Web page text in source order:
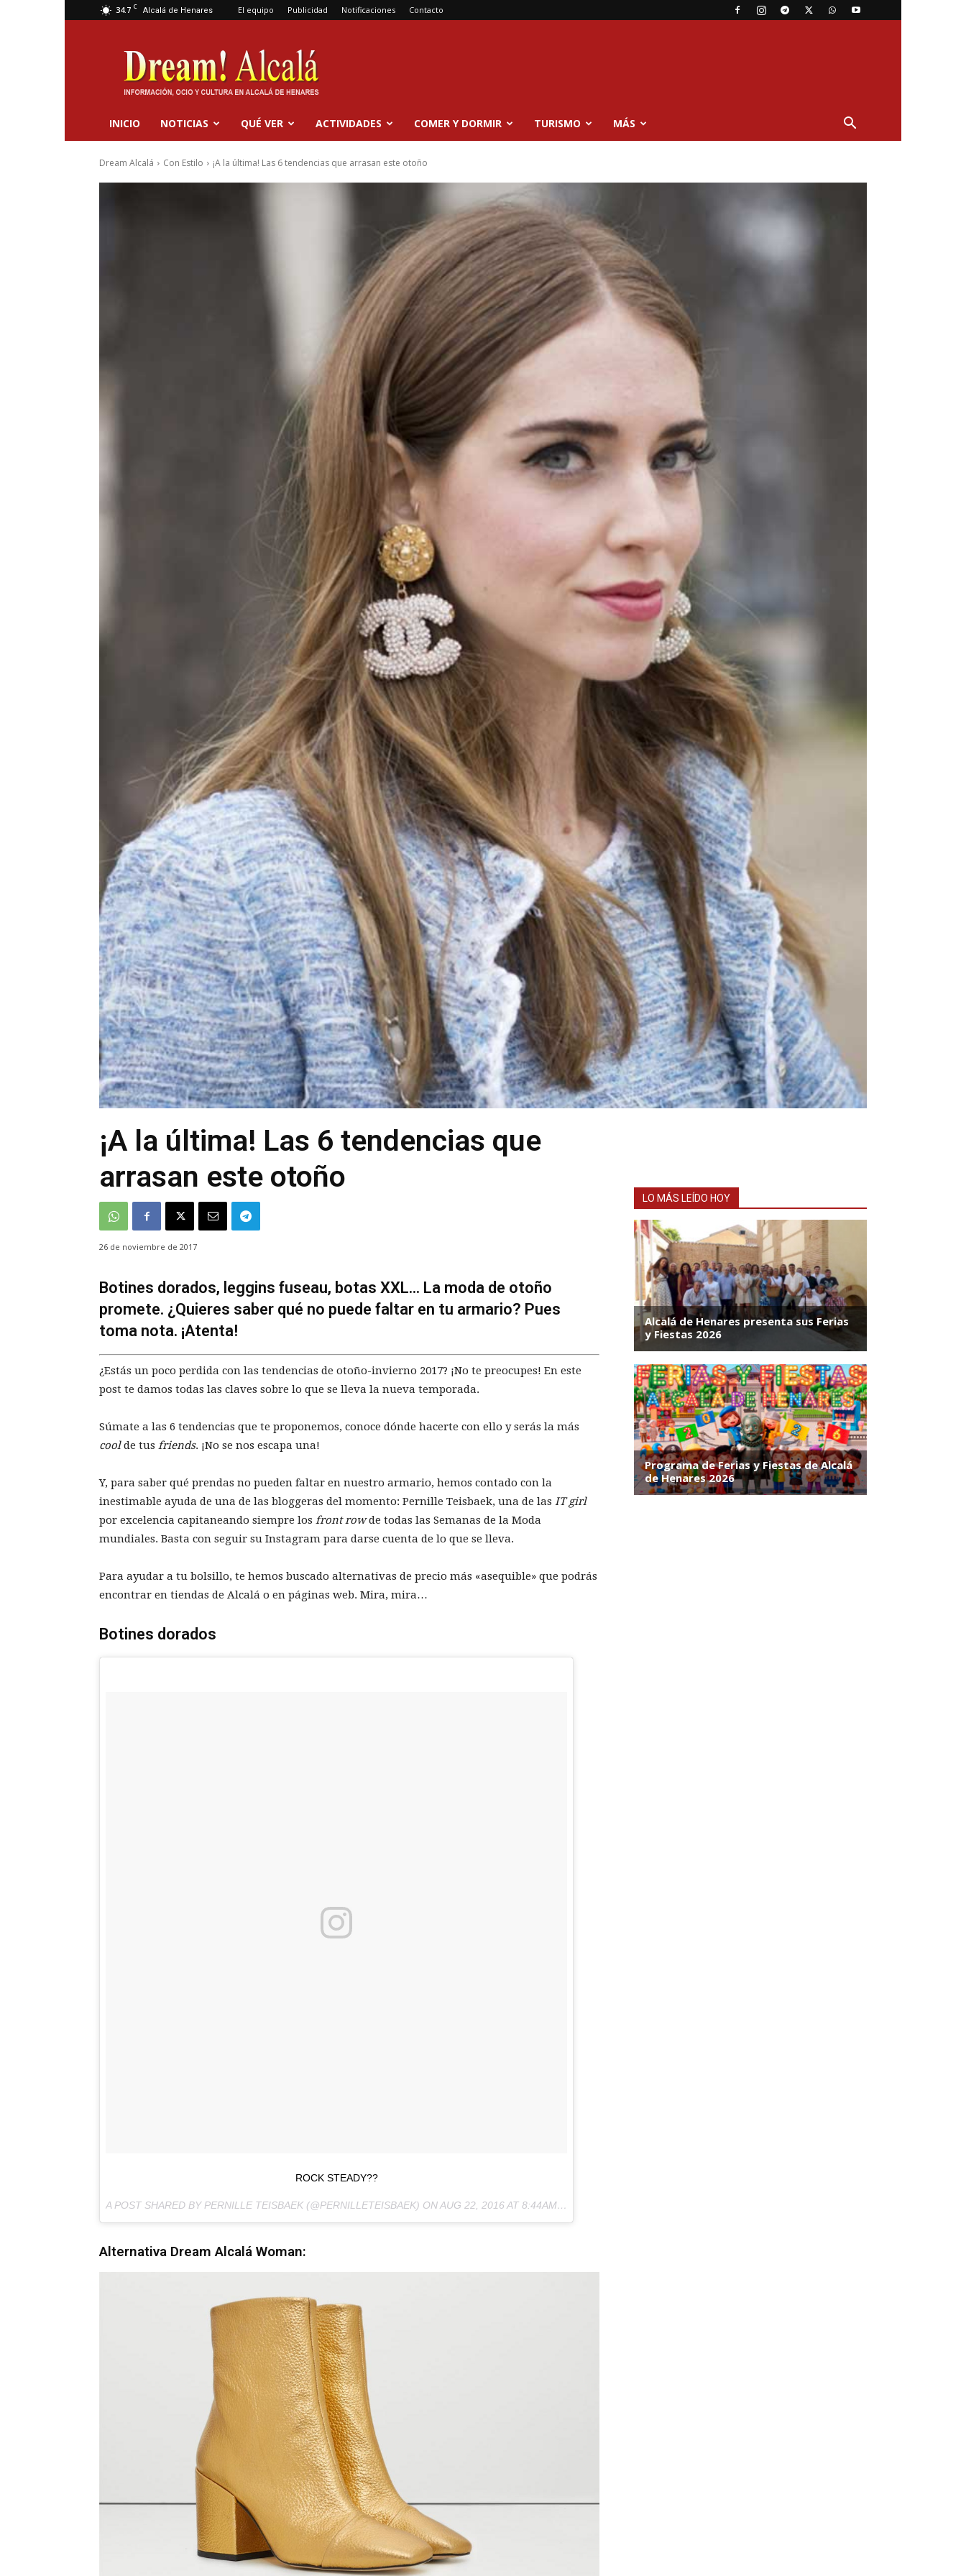
34.7 C Alcalá de Henares El equipo Publicidad Notificaciones Contacto
Dream
Alcalá
INICIO NOTICIAS QUÉ VER ACTIVIDADES COMER Y DORMIR TURISMO MÁS
Dream Alcalá Con Estilo ¡A la última! Las 6 tendencias que arrasan este otoño
¡A la última! Las 6 tendencias que
arrasan este otoño
26 de noviembre de 2017
Botines dorados, leggins fuseau, botas XXL... La moda de otoño
promete. ¿Quieres saber qué no puede faltar en tu armario? Pues
toma nota. ¡Atenta!
¿Estás un poco perdida con las tendencias de otoño-invierno 2017? ¡No te preocupes! En este
post te damos todas las claves sobre lo que se lleva la nueva temporada.
Súmate a las 6 tendencias que te proponemos, conoce dónde hacerte con ello y serás la más
coolde tus friends. ¡No se nos escapa una!
Y, para saber qué prendas no pueden faltar en nuestro armario, hemos contado con la
inestimable ayuda de una de las bloggeras del momento: Pernille Teisbaek, una de las IT girl
por excelencia capitaneando siempre los front rowde todas las Semanas de la Moda
mundiales. Basta con seguir su Instagram para darse cuenta de lo que se lleva.
Para ayudar a tu bolsillo, te hemos buscado alternativas de precio más «asequible» que podrás
encontrar en tiendas de Alcalá o en páginas web. Mira, mira…
Botines dorados
ROCK STEADY??
A POST SHARED BY PERNILLE TEISBAEK (@PERNILLETEISBAEK) ONAUG 22, 2016 AT 8:44AM PDT
Alternativa Dream Alcalá Woman:
LO MÁS LEÍDO HOY